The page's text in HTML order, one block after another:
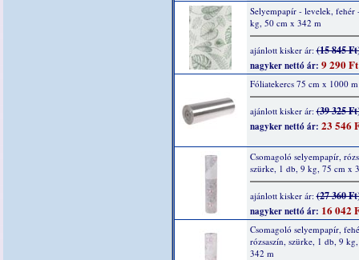
Selyempapír - levelek, fehér
kg, 50 cm x 342 m
ajánlott kisker ár:(15 845
nagyker nettó ár: 9 290 Ft
Fóliatekercs 75 cm x 1000 m
ajánlott kisker ár:(39 325
nagyker nettó ár: 23 546
Csomagoló selyempapír,
szürke, 1 db, 9 kg, 75 cm x
ajánlott kisker ár:(27 360
nagyker nettó ár: 16 042
Csomagoló selyempapír,
rózsaszín, szürke, 1 db, 9
342 m